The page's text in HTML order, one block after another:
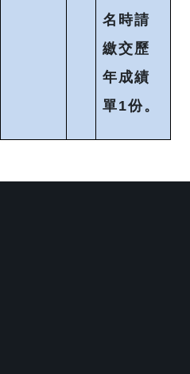
名時請
繳交歷
年成績
單1份。